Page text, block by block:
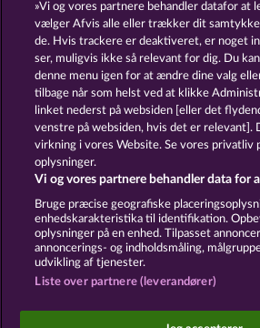
MIGHTY 40 7
Vilkår og betingelser
Kontakt
Indsend anmodning om
Sociale kasinospil har
»Vi og vores partnere behandler datafor at
vælger Afvis alle eller trækker dit samtykke
de. Hvis trackere er deaktiveret, er noget
ser, muligvis ikke så relevant for dig. Du
denne menu igen for at ændre dine valg
tilbage når som helst ved at klikke
linket nederst på websiden [eller det
venstre på websiden, hvis det er relevant].
virkning i vores Website. Se vores
oplysninger.
Vi og vores partnere behandler data for
Bruge præcise geografiske
enhedskarakteristika til identifikation.
oplysninger på en enhed. Tilpasset
annoncerings- og indholdsmåling,
udvikling af tjenester.
Liste over partnere (leverandører)